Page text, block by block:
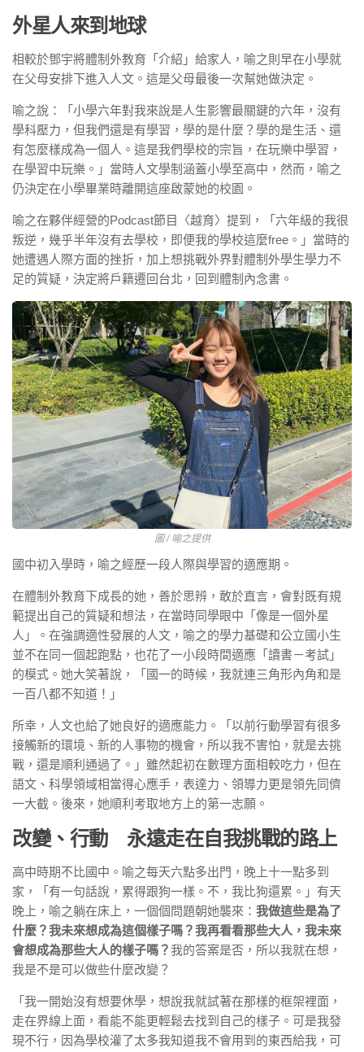
外星人來到地球
相較於鄧宇將體制外教育「介紹」給家人，喻之則早在小學就
在父母安排下進入人文。這是父母最後一次幫她做決定。
喻之說：「小學六年對我來說是人生影響最關鍵的六年，沒有
學科壓力，但我們還是有學習，學的是什麼？學的是生活、還
有怎麼樣成為一個人。這是我們學校的宗旨，在玩樂中學習，
在學習中玩樂。」當時人文學制涵蓋小學至高中，然而，喻之
仍決定在小學畢業時離開這座啟蒙她的校園。
喻之在夥伴經營的Podcast節目〈越育〉提到，「六年級的我很
叛逆，幾乎半年沒有去學校，即便我的學校這麼free。」當時的
她遭遇人際方面的挫折，加上想挑戰外界對體制外學生學力不
足的質疑，決定將戶籍遷回台北，回到體制內念書。
圖 / 喻之提供
國中初入學時，喻之經歷一段人際與學習的適應期。
在體制外教育下成長的她，善於思辨，敢於直言，會對既有規
範提出自己的質疑和想法，在當時同學眼中「像是一個外星
人」。在強調適性發展的人文，喻之的學力基礎和公立國小生
並不在同一個起跑點，也花了一小段時間適應「讀書－考試」
的模式。她大笑著說，「國一的時候，我就連三角形內角和是
一百八都不知道！」
所幸，人文也給了她良好的適應能力。「以前行動學習有很多
接觸新的環境、新的人事物的機會，所以我不害怕，就是去挑
戰，還是順利通過了。」雖然起初在數理方面相較吃力，但在
語文、科學領域相當得心應手，表達力、領導力更是領先同儕
一大截。後來，她順利考取地方上的第一志願。
改變、行動 永遠走在自我挑戰的路上
高中時期不比國中。喻之每天六點多出門，晚上十一點多到
家，「有一句話說，累得跟狗一樣。不，我比狗還累。」有天
晚上，喻之躺在床上，一個個問題朝她襲來： 我做這些是為了
什麼？我未來想成為這個樣子嗎？我再看看那些大人，我未來
會想成為那些大人的樣子嗎？我的答案是否，所以我就在想，
我是不是可以做些什麼改變？
「我一開始沒有想要休學，想說我就試著在那樣的框架裡面，
走在界線上面，看能不能更輕鬆去找到自己的樣子。可是我發
現不行，因為學校灌了太多我知道我不會用到的東西給我，可